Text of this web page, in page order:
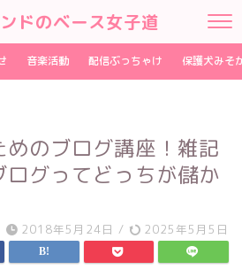
ドのベース女子道
音楽活動 配信ぶっちゃけ 保護犬みそ
のブログ講座！雑記
ログってどっちが儲か
2018年5月24日 / 2025年5月5日